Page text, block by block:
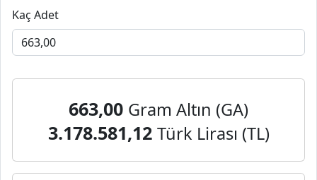
Kaç Adet
663,00 Gram Altın (GA)
3.178.581,12 Türk Lirası (TL)